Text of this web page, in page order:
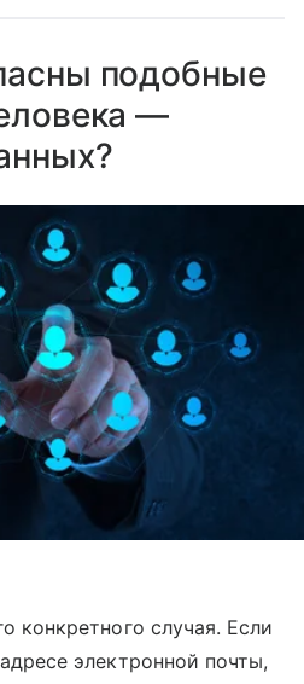
подобные
—
конкретного случая. Если
электронной почты,